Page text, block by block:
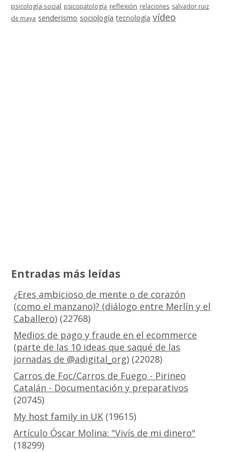
psicología social psicopatología reflexión relaciones salvador ruiz
de maya senderismo sociología tecnología vídeo
Entradas más leídas
¿Eres ambicioso de mente o de corazón
(como el manzano)? (diálogo entre Merlín y el
Caballero)(22768)
Medios de pago y fraude en el ecommerce
(parte de las 10 ideas que saqué de las
jornadas de @adigital_org)(22028)
Carros de Foc/Carros de Fuego - Pirineo
Catalán - Documentación y preparativos
(20745)
My host family in UK(19615)
Artículo Óscar Molina: "Vivís de mi dinero"
(18299)